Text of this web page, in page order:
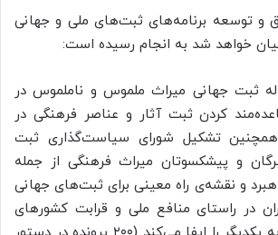
و توسعه برنامه‌های ثبت‌های ملی و جهانی
بیان خواهد شد به انجام رسیده است:
برنامه ۱۰ ساله ثبت جهانی میراث ملموس و ناملموس در
کردن ثبت آثار و عناصر فرهنگی در
تشکیل شورای سیاست‌گذاری ثبت
و پیشکسوتان میراث فرهنگی از جمله
و نقشه‌ی راه معینی برای ثبت‌های جهانی
در راستای منافع ملی و قرابت کشورهای